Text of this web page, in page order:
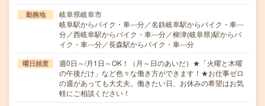
勤務地
岐阜県岐阜市
岐阜駅からバイク・車---分／名鉄岐阜駅からバイク・車---
分／西岐阜駅からバイク・車---分／柳津(岐阜県)駅からバ
イク・車---分／長森駅からバイク・車---分
曜日頻度
週0日～/月1日～OK！（月～日のあいだ）★「火曜と木曜
の午後だけ」など色々な働き方ができます！★お仕事ゼロ
の週があっても大丈夫。働きたい日、お休みの希望はお気
軽にご相談ください！